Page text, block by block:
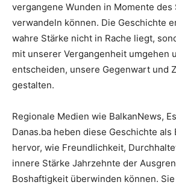
vergangene Wunden in Momente des
verwandeln können. Die Geschichte
wahre Stärke nicht in Rache liegt,
mit unserer Vergangenheit umgehen
entscheiden, unsere Gegenwart und
gestalten.
Regionale Medien wie BalkanNews,
Danas.ba heben diese Geschichte
hervor, wie Freundlichkeit,
innere Stärke Jahrzehnte der
Boshaftigkeit überwinden können.